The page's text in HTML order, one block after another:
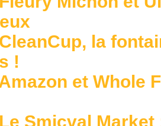
CleanCup, la
!
et Whole
Le Smicval